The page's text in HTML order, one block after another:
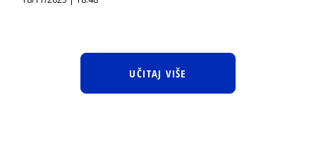
UČITAJ VIŠE